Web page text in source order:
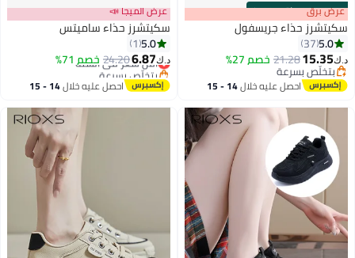
00m:00s
·باقي 100% عرض برق
سكيتشرز حذاء جريسفول
5.0
37
د.ك‏15.35
21.28خصم 27%
بتخلّص بسرعة
بتخلّص بسرعةاحصل عليه خلال 14 - 15
عرض الميجا 📣
سكيتشرز حذاء ساميتس
5.0
1
د.ك‏6.87
24.20خصم 71%
أقل سعر في السنة
بتخلّص بسرعة
أقل سعر في السنة
احصل عليه خلال 14 - 15